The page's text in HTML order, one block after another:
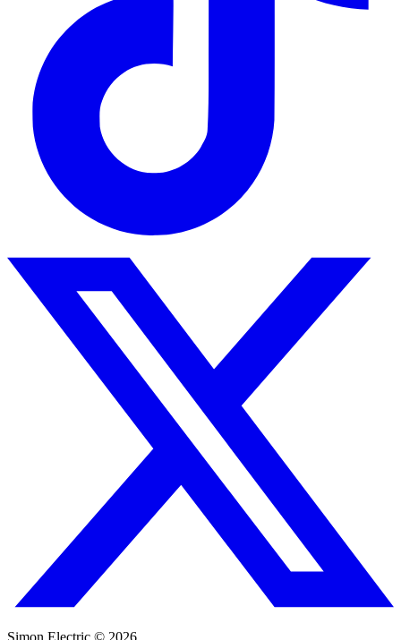
Simon Electric © 2026